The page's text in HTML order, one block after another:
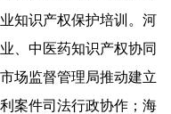
知识产权保护培训。河
、中医药知识产权协同
场监督管理局推动建立
案件司法行政协作；海